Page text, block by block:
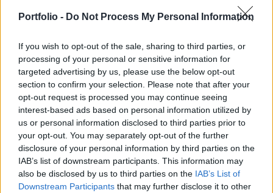
Portfolio - Do Not Process My Personal Information
If you wish to opt-out of the sale, sharing to third parties, or
processing of your personal or sensitive information for
targeted advertising by us, please use the below opt-out
section to confirm your selection. Please note that after your
opt-out request is processed you may continue seeing
interest-based ads based on personal information utilized by
us or personal information disclosed to third parties prior to
your opt-out. You may separately opt-out of the further
disclosure of your personal information by third parties on the
IAB’s list of downstream participants. This information may
also be disclosed by us to third parties on the IAB’s List of
Downstream Participants that may further disclose it to other
tűnik, a hatásokat még alul is becsülték az
inflációcsökkenés következett be.
Az infláció öthavi emelkedés után tudott csökkenni, és
ahogy a növekedés is meglepő mértékű volt, most a
csökkenés is nagyobb lett a várakozásoknál. Azt a most
megjelenő részadatokból kell kibogozni, hogy mi okozta a
fogyasztói árindex vártnál is nagyobb esését. A megelőző
hónapokban minden összeesküdött a dezinfláció ellen, a
magas inflációban egyaránt felfedezhető...